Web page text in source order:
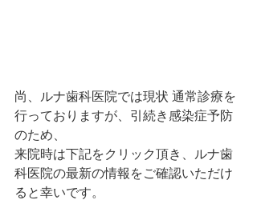
尚、ルナ歯科医院では現状 通常診療を
行っておりますが、引続き感染症予防
のため、
来院時は下記をクリック頂き、ルナ歯
科医院の最新の情報をご確認いただけ
ると幸いです。